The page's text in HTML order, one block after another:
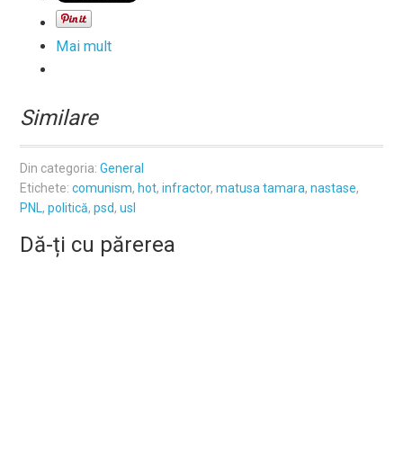
Mai mult
Similare
Din categoria:General
Etichete:comunism, hot,infractor,matusa tamara,nastase,
PNL,politică,psd,usl
Dă-ți cu părerea